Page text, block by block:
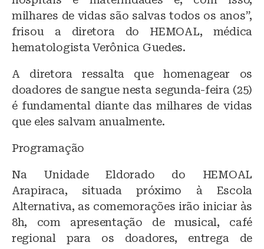
milhares de vidas são salvas todos os anos”,
frisou a diretora do HEMOAL, médica
hematologista Verônica Guedes.
A diretora ressalta que homenagear os
doadores de sangue nesta segunda-feira (25)
é fundamental diante das milhares de vidas
que eles salvam anualmente.
Programação
Na Unidade Eldorado do HEMOAL
Arapiraca, situada próximo à Escola
Alternativa, as comemorações irão iniciar às
8h, com apresentação de musical, café
regional para os doadores, entrega de